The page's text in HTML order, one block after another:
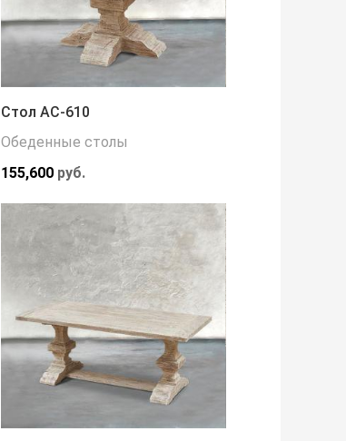
Стол АС-610
Обеденные столы
155,600 руб.